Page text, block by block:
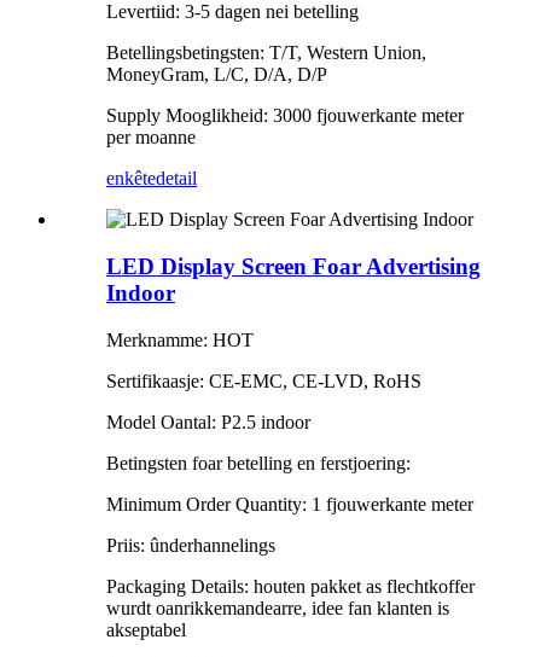
Levertiid: 3-5 dagen nei betelling
Betellingsbetingsten: T/T, Western Union,
MoneyGram, L/C, D/A, D/P
Supply Mooglikheid: 3000 fjouwerkante meter
per moanne
enkêtedetail
LED Display Screen Foar Advertising
Indoor
Merknamme: HOT
Sertifikaasje: CE-EMC, CE-LVD, RoHS
Model Oantal: P2.5 indoor
Betingsten foar betelling en ferstjoering:
Minimum Order Quantity: 1 fjouwerkante meter
Priis: ûnderhannelings
Packaging Details: houten pakket as flechtkoffer
wurdt oanrikkemandearre, idee fan klanten is
akseptabel